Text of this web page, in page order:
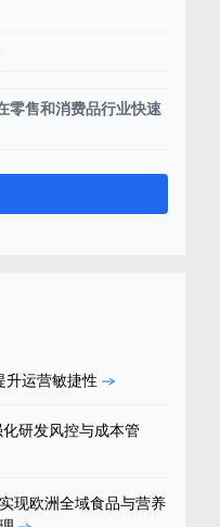
零售和消费品行业快速
运营敏捷性
研发风控与成本管
现欧洲全域食品与营养